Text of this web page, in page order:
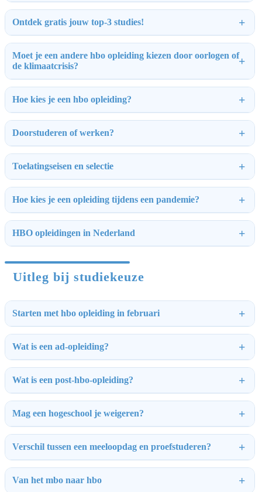
Ontdek gratis jouw top-3 studies!
Moet je een andere hbo opleiding kiezen door oorlogen of
de klimaatcrisis?
Hoe kies je een hbo opleiding?
Doorstuderen of werken?
Toelatingseisen en selectie
Hoe kies je een opleiding tijdens een pandemie?
HBO opleidingen in Nederland
Uitleg bij studiekeuze
Starten met hbo opleiding in februari
Wat is een ad-opleiding?
Wat is een post-hbo-opleiding?
Mag een hogeschool je weigeren?
Verschil tussen een meeloopdag en proefstuderen?
Van het mbo naar hbo